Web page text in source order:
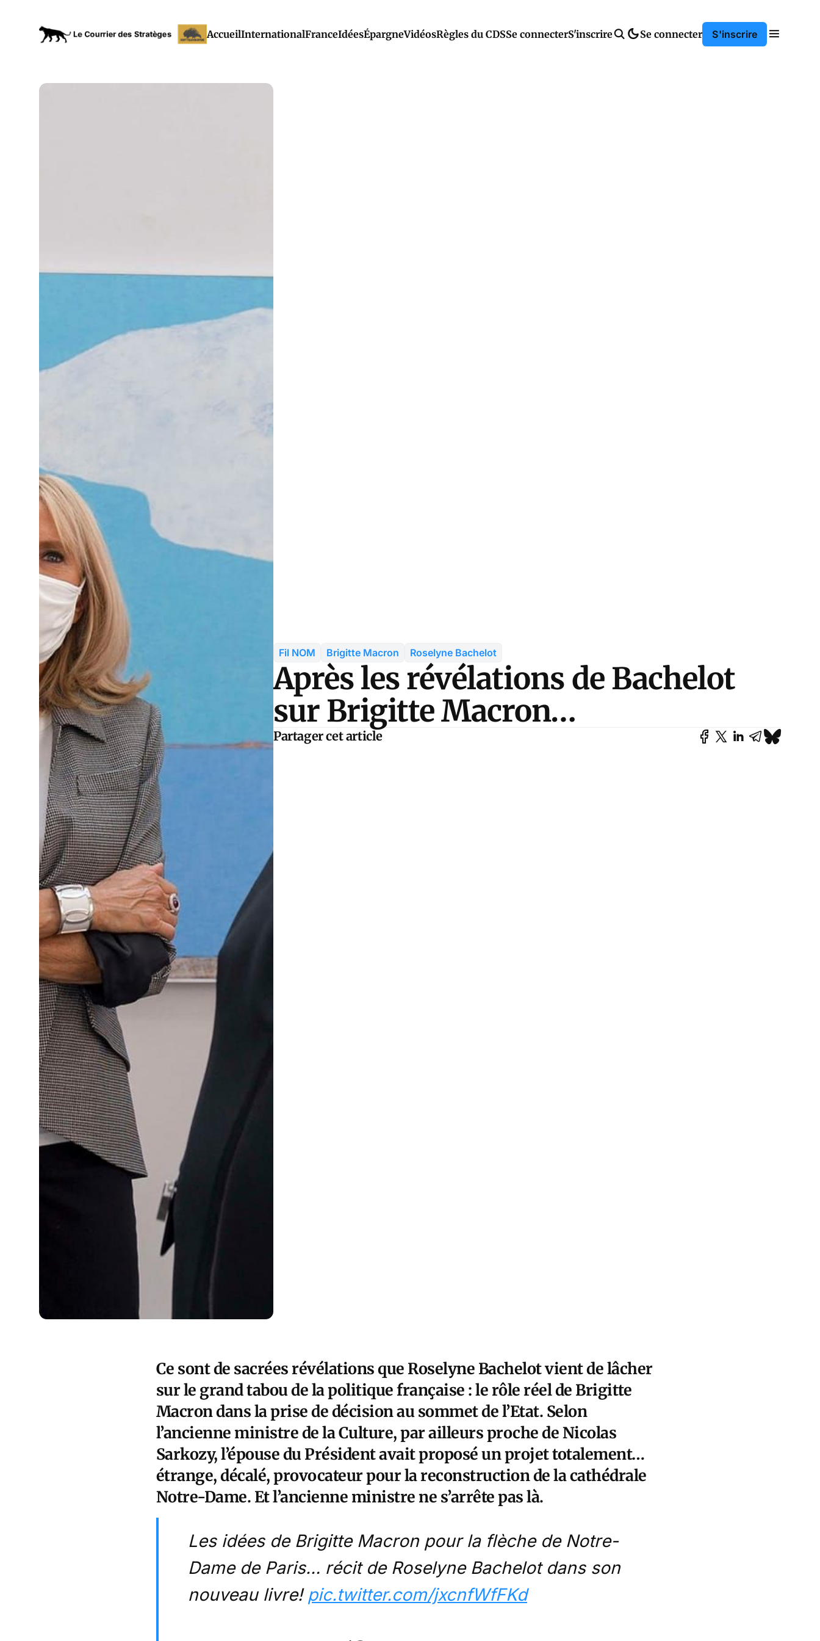
AccueilInternationalFranceIdéesÉpargneVidéosRègles du CDSSe connecterS'inscrire Se connecter S'inscrire
Fil NOM Brigitte Macron Roselyne Bachelot
Après les révélations de Bachelot
sur Brigitte Macron…
Partager cet article
Ce sont de sacrées révélations que Roselyne Bachelot vient de lâcher
sur le grand tabou de la politique française : le rôle réel de Brigitte
Macron dans la prise de décision au sommet de l’Etat. Selon
l’ancienne ministre de la Culture, par ailleurs proche de Nicolas
Sarkozy, l’épouse du Président avait proposé un projet totalement…
étrange, décalé, provocateur pour la reconstruction de la cathédrale
Notre-Dame. Et l’ancienne ministre ne s’arrête pas là.
Les idées de Brigitte Macron pour la flèche de Notre-
Dame de Paris… récit de Roselyne Bachelot dans son
nouveau livre! pic.twitter.com/jxcnfWfFKd